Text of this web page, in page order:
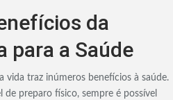
da
para a Saúde
vida traz inúmeros benefícios à saúde.
preparo físico, sempre é possível